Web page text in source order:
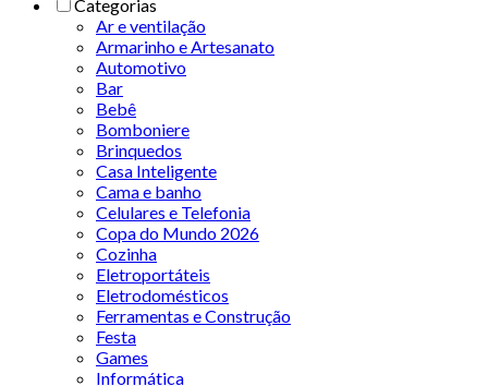
Categorias
Ar e ventilação
Armarinho e Artesanato
Automotivo
Bar
Bebê
Bomboniere
Brinquedos
Casa Inteligente
Cama e banho
Celulares e Telefonia
Copa do Mundo 2026
Cozinha
Eletroportáteis
Eletrodomésticos
Ferramentas e Construção
Festa
Games
Informática